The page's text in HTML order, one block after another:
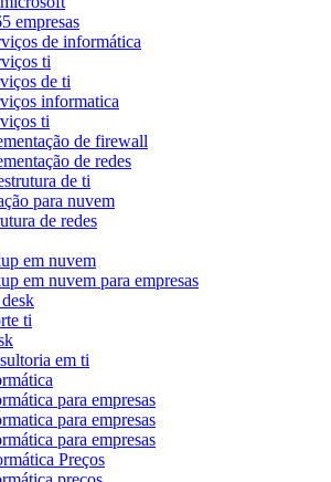
empresas
de informática
ti
de ti
informatica
ti
de firewall
de redes
de ti
para nuvem
de redes
em nuvem
em nuvem para empresas
ti
em ti
para empresas
para empresas
para empresas
Preços